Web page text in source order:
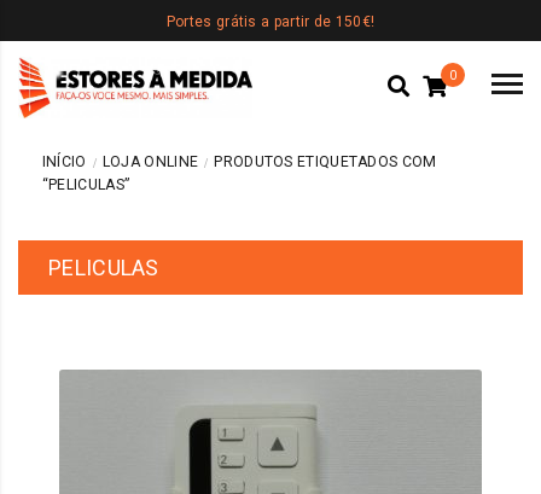
Portes grátis a partir de 150€!
0
INÍCIO LOJA ONLINE
PRODUTOS ETIQUETADOS COM
“PELICULAS”
PELICULAS